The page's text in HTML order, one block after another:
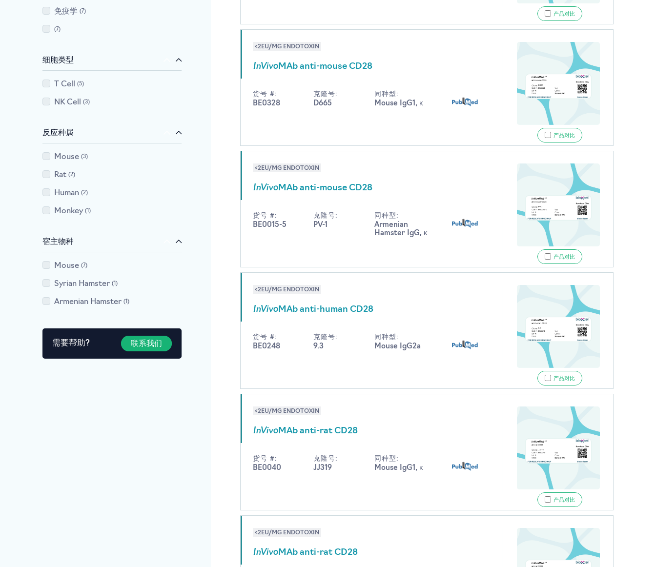
免疫学 7
7
细胞类型
T Cell 5
NK Cell 3
反应种属
Mouse 3
Rat 2
Human 2
Monkey 1
宿主物种
Mouse 7
Syrian Hamster 1
Armenian Hamster 1
需要帮助? 联系我们
产品对比
<2EU/MG ENDOTOXIN
InVivoMAb anti-mouse CD28
货号 #:
BE0328
克隆号:
D665
同种型:
Mouse IgG1, κ
产品对比
<2EU/MG ENDOTOXIN
InVivoMAb anti-mouse CD28
货号 #:
BE0015-5
克隆号:
PV-1
同种型:
Armenian
Hamster IgG, κ
产品对比
<2EU/MG ENDOTOXIN
InVivoMAb anti-human CD28
货号 #:
BE0248
克隆号:
9.3
同种型:
Mouse IgG2a
产品对比
<2EU/MG ENDOTOXIN
InVivoMAb anti-rat CD28
货号 #:
BE0040
克隆号:
JJ319
同种型:
Mouse IgG1, κ
产品对比
<2EU/MG ENDOTOXIN
InVivoMAb anti-rat CD28